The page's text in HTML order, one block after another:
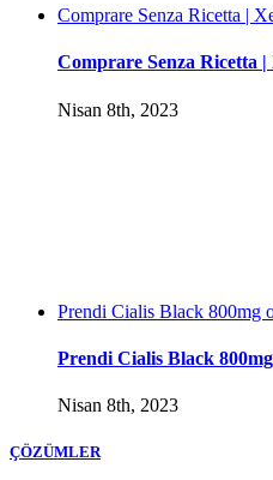
Comprare Senza Ricetta |
Comprare Senza Ricetta
Nisan 8th, 2023
Prendi Cialis Black 800mg
Prendi Cialis Black
Nisan 8th, 2023
ÇÖZÜMLER